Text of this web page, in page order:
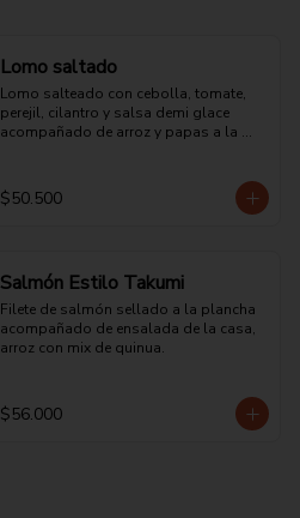
Lomo saltado
Lomo salteado con cebolla, tomate,
perejil, cilantro y salsa demi glace
acompañado de arroz y papas a la
$50.500
Salmón Estilo Takumi
Filete de salmón sellado a la plancha
acompañado de ensalada de la casa,
arroz con mix de quinua.
$56.000